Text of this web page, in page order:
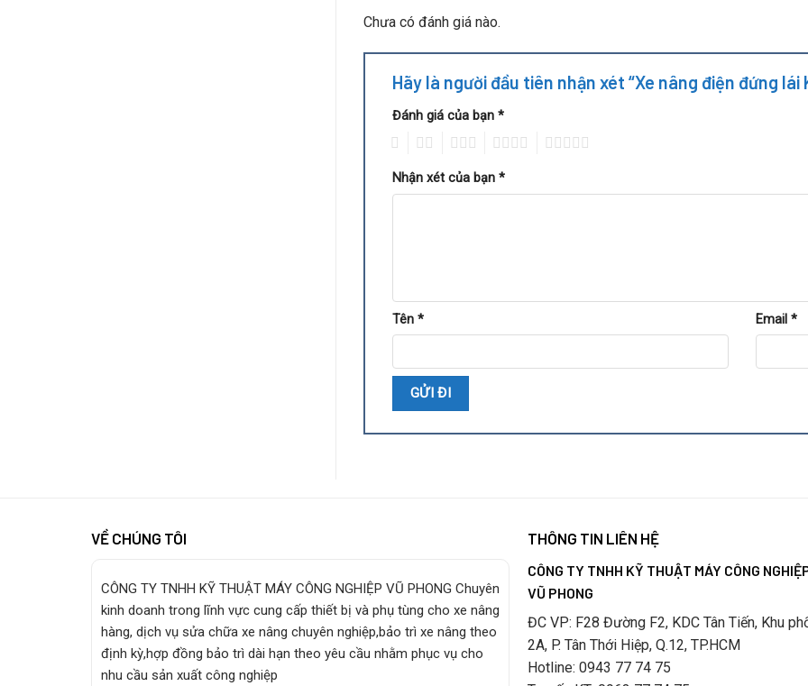
Chưa có đánh giá nào.
Hãy là người đầu tiên nhận xét “Xe nâng điện đứng lái
Đánh giá của bạn *
Nhận xét của bạn *
Tên * Email *
VỀ CHÚNG TÔI
CÔNG TY TNHH KỸ THUẬT MÁY CÔNG NGHIỆP VŨ PHONG Chuyên
kinh doanh trong lĩnh vực cung cấp thiết bị và phụ tùng cho xe nâng
hàng, dịch vụ sửa chữa xe nâng chuyên nghiệp,bảo trì xe nâng theo
định kỳ,hợp đồng bảo trì dài hạn theo yêu cầu nhằm phục vụ cho
nhu cầu sản xuất công nghiệp
THÔNG TIN LIÊN HỆ
CÔNG TY TNHH KỸ THUẬT MÁY CÔNG
VŨ PHONG
ĐC VP: F28 Đường F2, KDC Tân Tiến, Khu
2A, P. Tân Thới Hiệp, Q.12, TP.HCM
Hotline: 0943 77 74 75